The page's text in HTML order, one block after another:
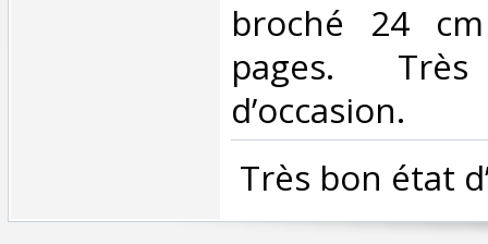
broché 24
pages.
d’occasion.‎
Très bon état